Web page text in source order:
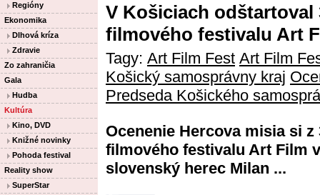
Regióny
Ekonomika
Dlhová kríza
Zdravie
Zo zahraničia
Gala
Hudba
Kultúra
Kino, DVD
Knižné novinky
Pohoda festival
Reality show
SuperStar
V Košiciach
filmového festivalu Art
Tagy: Art Film Fest Art Film
Košický samosprávny kraj
Predseda Košického
Ocenenie Hercova misia si
filmového festivalu Art Film
slovenský herec Milan ...